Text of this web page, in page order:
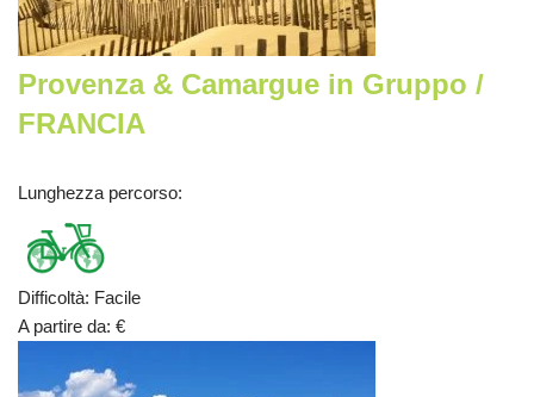
Provenza & Camargue in Gruppo /
FRANCIA
Lunghezza percorso:
Difficoltà: Facile
A partire da: €